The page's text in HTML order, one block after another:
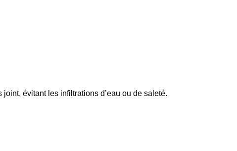
évitant les infiltrations d’eau ou de saleté.